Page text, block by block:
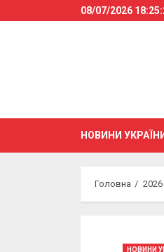
to
08/07/2026
НОВИНИ УКРАЇНИ
Головна 2026
НОВИНИ